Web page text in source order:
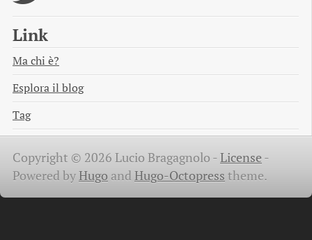
Link
Ma chi è?
Esplora il blog
Tag
Copyright © 2026 Lucio Bragagnolo -License -
Powered byHugo and Hugo-Octopress theme.